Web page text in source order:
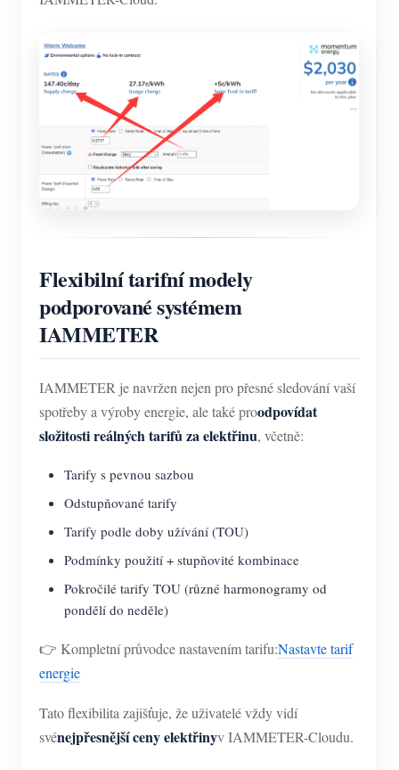
Flexibilní tarifní modely
podporované systémem
IAMMETER
IAMMETER je navržen nejen pro přesné sledování vaší
spotřeby a výroby energie, ale také proodpovídat
složitosti reálných tarifů za elektřinu, včetně:
Tarify s pevnou sazbou
Odstupňované tarify
Tarify podle doby užívání (TOU)
Podmínky použití + stupňovité kombinace
Pokročilé tarify TOU (různé harmonogramy od
pondělí do neděle)
👉 Kompletní průvodce nastavením tarifu:Nastavte tarif
energie
Tato flexibilita zajišťuje, že uživatelé vždy vidí
svénejpřesnější ceny elektřinyv IAMMETER-Cloudu.